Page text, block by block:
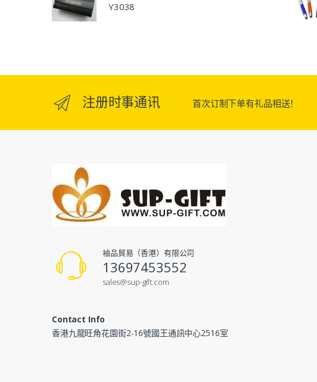
Y3038
注册时事通讯 首次订制下单有礼品相送！
袖品貿易（香港）有限公司
13697453552
sales@sup-gift.com
Contact Info
香港九龍旺角花園街2-16號國王通訊中心2516室